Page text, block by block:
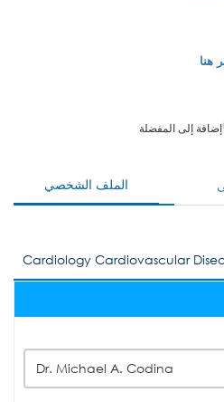
هنا
إضافة إلى المفضلة
الملف الشخصي
Cardiology Cardiovascular
Dr. Michael A. Codina